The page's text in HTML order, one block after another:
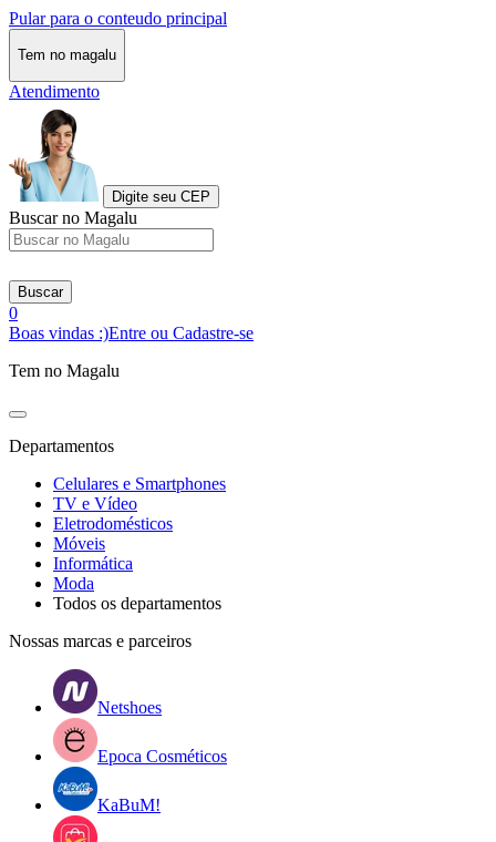
Pular para o conteudo principal
Tem no magalu
Atendimento
Digite seu CEP
Buscar no Magalu
Buscar
0
Boas vindas :)Entre ou Cadastre-se
Tem no Magalu
Departamentos
Celulares e Smartphones
TV e Vídeo
Eletrodomésticos
Móveis
Informática
Moda
Todos os departamentos
Nossas marcas e parceiros
Netshoes
Epoca Cosméticos
KaBuM!